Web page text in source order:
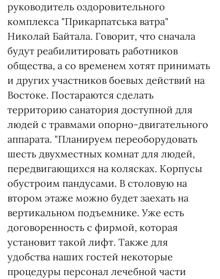
руководитель оздоровительного
комплекса "Прикарпатська ватра"
Николай Байтала. Говорит, что сначала
будут реабилитировать работников
общества, а со временем хотят принимать
и других участников боевых действий на
Востоке. Постараются сделать
территорию санатория доступной для
людей с травмами опорно-двигательного
аппарата. "Планируем переоборудовать
шесть двухместных комнат для людей,
передвигающихся на колясках. Корпусы
обустроим пандусами. В столовую на
втором этаже можно будет заехать на
вертикальном подъемнике. Уже есть
договоренность с фирмой, которая
установит такой лифт. Также для
удобства наших гостей некоторые
процедуры персонал лечебной части